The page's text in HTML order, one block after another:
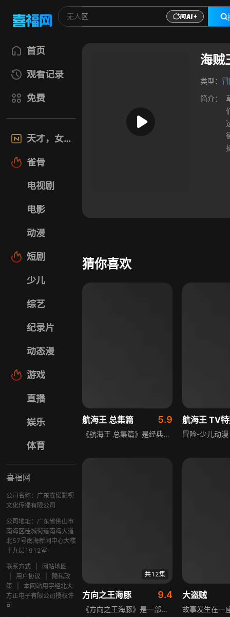
首页
观看记录
免费
天才，女友
雀骨
电视剧
电影
动漫
短剧
少儿
综艺
纪录片
动态漫
游戏
直播
娱乐
体育
喜福网
公司名称：广东鑫锘影视
文化传播有限公司
公司地址：广东省佛山市
南海区桂城街道南海大道
北57号南海新闻中心大楼
十九层1912室
联系方式
网站地图
用户协议
隐私政
策
本网站用字经北大
方正电子有限公司授权许
可
海贼
类型：
简介：
猜你喜欢
航海王 总集篇 5.9
《航海王 总集篇》是经典动画《航海王》的合集内容，收录了众多精彩的故事篇章，其中包含了巴托的秘密房间系列内容。该总集篇集合了原作中诸多热血、冒险的情节，延续了原作的精彩剧情与风格，为观众呈现《航海王》中丰富的故事内容与独特的世界观，适合粉丝重温经典，也能让新观众快速了解原作的精彩内容。
航海王 TV
共12集
方向之王海豚 9.4
《方向之王海豚》是一部兼具科普性与故事性的动漫作品，它规避了传统动物科普内容枯燥乏味的问题，赋予各类动物可爱鲜活的个性，还设置了完整连贯的故事情节。孩子在观看过程中，既能学习到丰富的科学知识，又能欣赏奇妙有趣的动物童话故事，故事还延伸出正向小道理，让孩子在发挥想象力的同时，收获知识与成长。
大盗贼